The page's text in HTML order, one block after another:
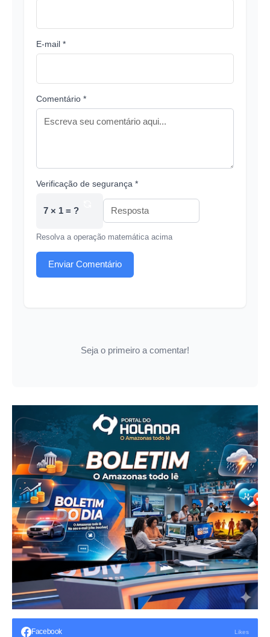
E-mail *
Comentário *
Verificação de segurança *
7 × 1 = ?
Resolva a operação matemática acima
Enviar Comentário
Seja o primeiro a comentar!
Facebook Likes